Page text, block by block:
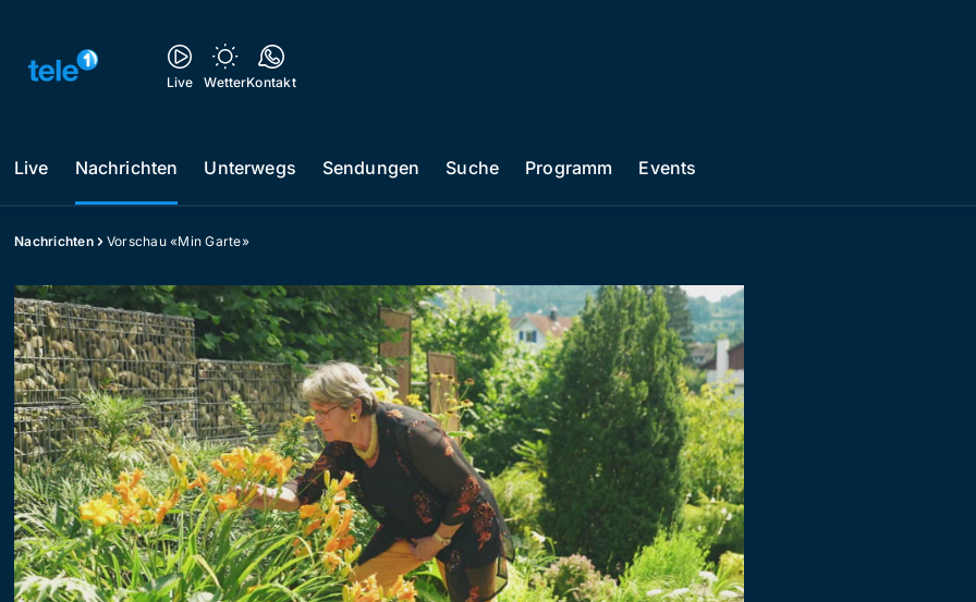
Live WetterKontakt
Live Nachrichten Unterwegs Sendungen Suche Programm Events
Nachrichten Vorschau «Min Garte»